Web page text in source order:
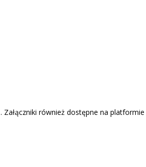
. Załączniki również dostępne na platformie